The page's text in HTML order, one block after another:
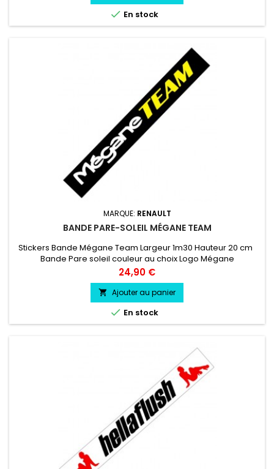
 En stock
MARQUE: RENAULT
BANDE PARE-SOLEIL MÉGANE TEAM
Stickers Bande Mégane Team Largeur 1m30 Hauteur 20 cm
Bande Pare soleil couleur au choix Logo Mégane
Team couleur au choix
Prix
24,90 €
 Ajouter au panier
 En stock